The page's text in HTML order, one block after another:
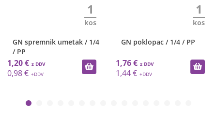
1
kos
GN spremnik umetak / 1/4
/ PP
1,20 €
0,98 €
1
kos
GN poklopac / 1/4 / PP
1,76 €
1,44 €